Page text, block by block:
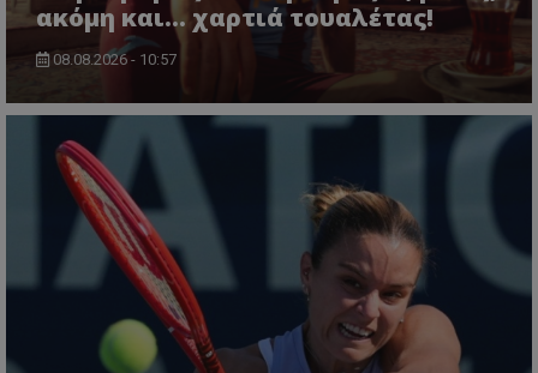
ακόμη και... χαρτιά τουαλέτας!
08.08.2026 - 10:57